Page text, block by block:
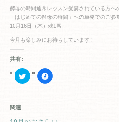
酵母の時間通常レッスン受講されている方へ
「はじめての酵母の時間」への単発でのご参
10月16日（木）残1席
今月も楽しみにお待ちしています！
共有:
ク
リ
Facebook
で
関連